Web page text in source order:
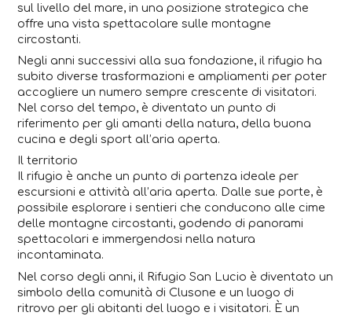
sul livello del mare, in una posizione strategica che
offre una vista spettacolare sulle montagne
circostanti.
Negli anni successivi alla sua fondazione, il rifugio ha
subito diverse trasformazioni e ampliamenti per poter
accogliere un numero sempre crescente di visitatori.
Nel corso del tempo, è diventato un punto di
riferimento per gli amanti della natura, della buona
cucina e degli sport all’aria aperta.
Il territorio
Il rifugio è anche un punto di partenza ideale per
escursioni e attività all’aria aperta. Dalle sue porte, è
possibile esplorare i sentieri che conducono alle cime
delle montagne circostanti, godendo di panorami
spettacolari e immergendosi nella natura
incontaminata.
Nel corso degli anni, il Rifugio San Lucio è diventato un
simbolo della comunità di Clusone e un luogo di
ritrovo per gli abitanti del luogo e i visitatori. È un